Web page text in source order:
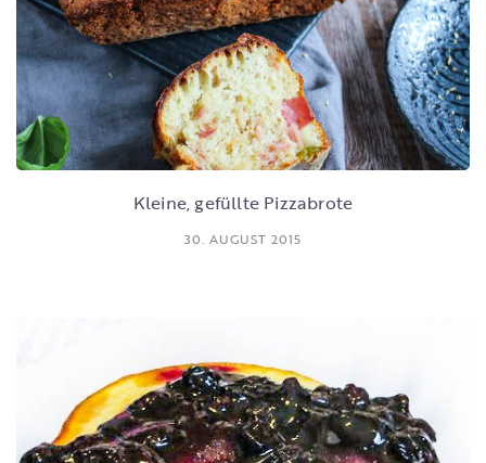
Kleine, gefüllte Pizzabrote
30. AUGUST 2015